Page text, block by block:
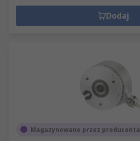
Dodaj
Magazynowane przez producenta